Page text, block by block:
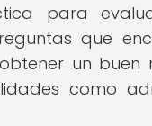
para
que
un buen
como